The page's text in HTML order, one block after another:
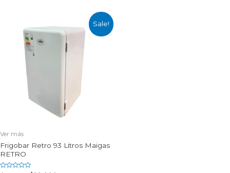
Sale!
Ver más
Frigobar Retro 93 Litros Maigas
RETRO